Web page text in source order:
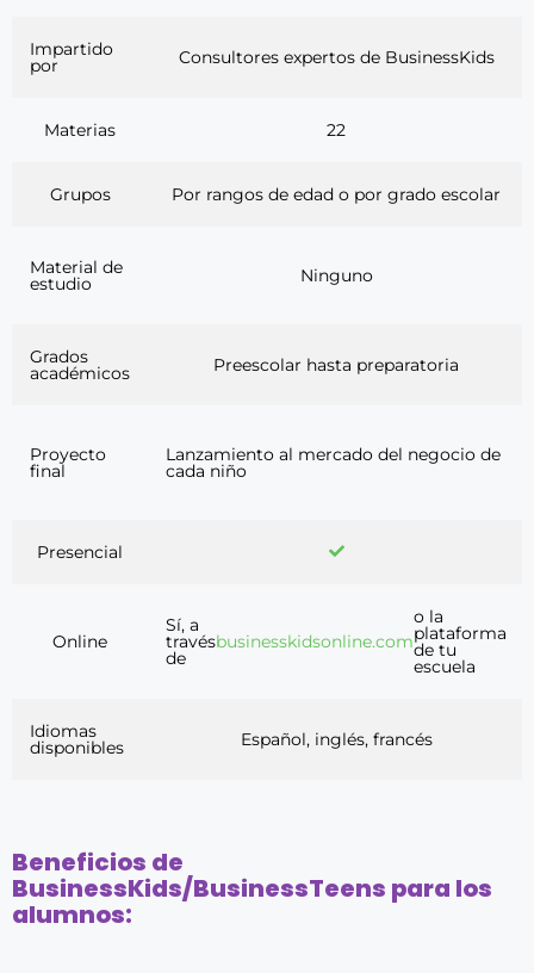
Impartido
por Consultores expertos de BusinessKids
Materias 22
Grupos Por rangos de edad o por grado escolar
Material de
estudio Ninguno
Grados
académicos Preescolar hasta preparatoria
Proyecto
final
Lanzamiento al mercado del negocio de
cada niño
Presencial
Online
Sí, a
través
de
businesskidsonline.com
o la
plataforma
de tu
escuela
Idiomas
disponibles Español, inglés, francés
Beneficios de
BusinessKids/BusinessTeens para los
alumnos: